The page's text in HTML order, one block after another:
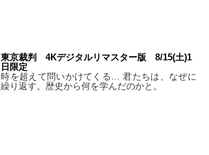
東京裁判 4Kデジタルリマスター版 8/15(土)1
日限定
時を超えて問いかけてくる… 君たちは、なぜに
繰り返す。歴史から何を学んだのかと。